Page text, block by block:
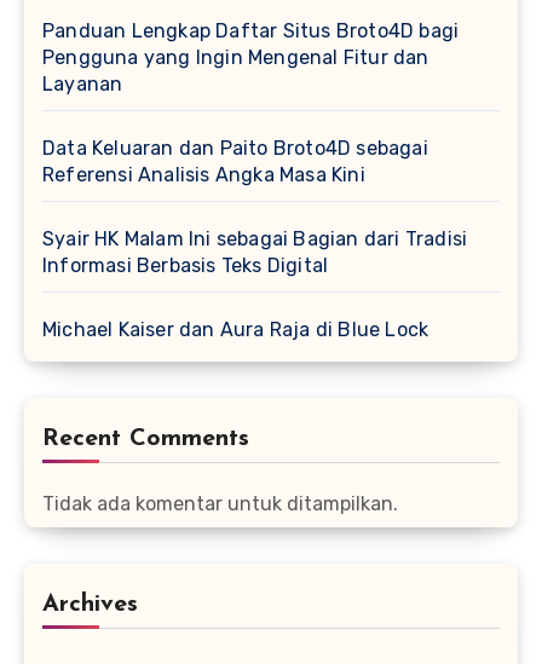
Panduan Lengkap Daftar Situs Broto4D bagi
Pengguna yang Ingin Mengenal Fitur dan
Layanan
Data Keluaran dan Paito Broto4D sebagai
Referensi Analisis Angka Masa Kini
Syair HK Malam Ini sebagai Bagian dari Tradisi
Informasi Berbasis Teks Digital
Michael Kaiser dan Aura Raja di Blue Lock
Recent Comments
Tidak ada komentar untuk ditampilkan.
Archives